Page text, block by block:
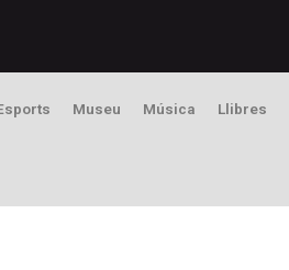
Museu Música Llibres